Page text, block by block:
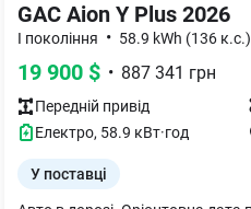
GAC Aion Y Plus 2026
I покоління • 58.9 kWh (136 к.с.)
19 900 $ • 887 341 грн
Передній привід
Електро, 58.9 кВт·год
У поставці